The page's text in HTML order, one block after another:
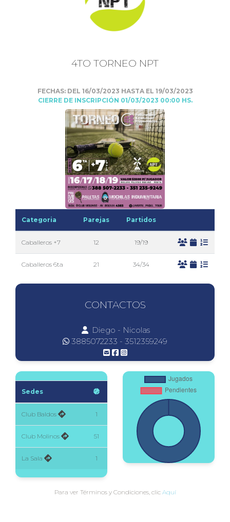
4TO TORNEO NPT
FECHAS: DEL 16/03/2023 HASTA EL 19/03/2023
CIERRE DE INSCRIPCIÓN 01/03/2023 00:00 HS.
Categoria Parejas Partidos
Caballeros +7 12 19/19
Caballeros 6ta 21 34/34
CONTACTOS
Diego - Nicolas
3885072233 - 3512359249
Sedes
Club Baldos 1
Club Molinos 51
La Sala 1
Para ver Términos y Condiciones, clic Aquí